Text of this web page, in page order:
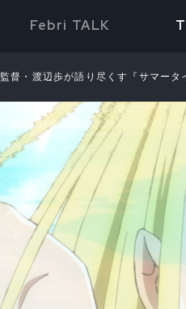
Febri TALK
監督・渡辺歩が語り尽くす『サマー